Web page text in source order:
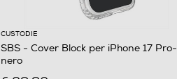
CUSTODIE
SBS - Cover Block per iPhone 17 Pro-
nero